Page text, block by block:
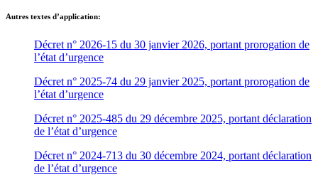
Autres textes d’application:
Décret n° 2026-15 du 30 janvier 2026, portant prorogation de
l’état d’urgence
Décret n° 2025-74 du 29 janvier 2025, portant prorogation de
l’état d’urgence
Décret n° 2025-485 du 29 décembre 2025, portant déclaration
de l’état d’urgence
Décret n° 2024-713 du 30 décembre 2024, portant déclaration
de l’état d’urgence